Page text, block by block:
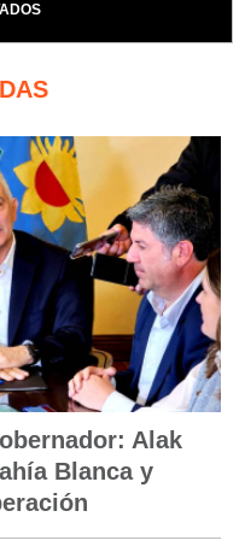
Alak
Blanca y